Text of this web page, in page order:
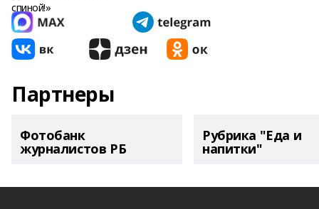
Партнеры
Фотобанк
журналистов РБ
Рубрика "Еда и
напитки"